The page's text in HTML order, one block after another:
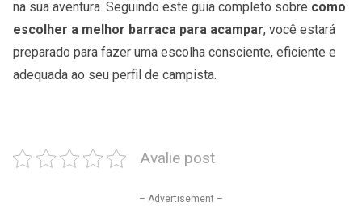
na sua aventura. Seguindo este guia completo sobre como
escolher a melhor barraca para acampar, você estará
preparado para fazer uma escolha consciente, eficiente e
adequada ao seu perfil de campista.
Avalie post
– Advertisement –